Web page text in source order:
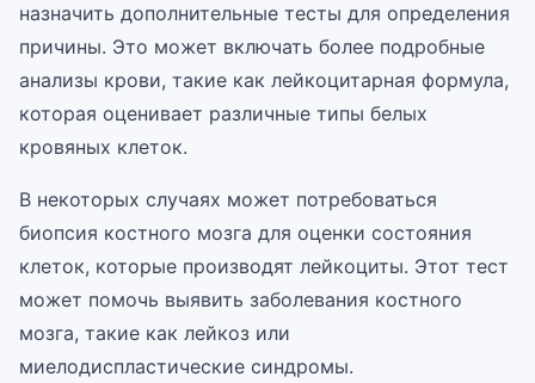
назначить дополнительные тесты для определения
причины. Это может включать более подробные
анализы крови, такие как лейкоцитарная формула,
которая оценивает различные типы белых
кровяных клеток.
В некоторых случаях может потребоваться
биопсия костного мозга для оценки состояния
клеток, которые производят лейкоциты. Этот тест
может помочь выявить заболевания костного
мозга, такие как лейкоз или
миелодиспластические синдромы.